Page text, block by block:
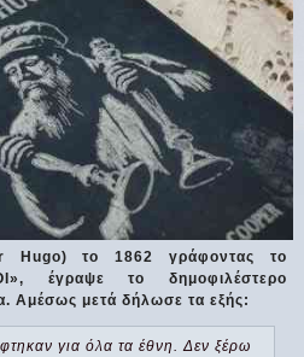
το 1862 γράφοντας το
έγραψε το δημοφιλέστερο
Αμέσως μετά δήλωσε τα εξής:
για όλα τα έθνη. Δεν ξέρω